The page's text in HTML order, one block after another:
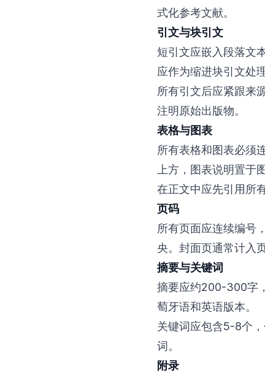
式化参考文献。
引文与块引文
短引文应嵌入段落文
应作为缩进块引文处
所有引文后应紧跟来
注明原始出版物。
表格与图表
所有表格和图表必须
上方，图表说明置于
在正文中应先引用所
页码
所有页面应连续编号
央。封面页通常计入
摘要与关键词
摘要应约200-300字
萄牙语和英语版本。
关键词应包含5-8个
词。
附录